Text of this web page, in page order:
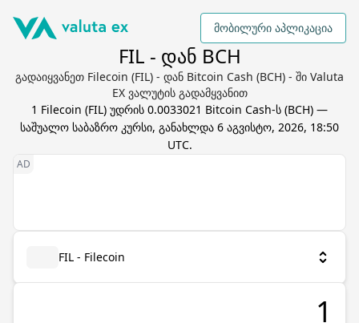
მობილური აპლიკაცია
FIL - დან BCH
გადაიყვანეთ Filecoin (FIL) - დან Bitcoin Cash (BCH) - ში Valuta
EX ვალუტის გადამყვანით
1 Filecoin (FIL) უდრის 0.0033021 Bitcoin Cash-ს (BCH) —
საშუალო საბაზრო კურსი, განახლდა 6 აგვისტო, 2026, 18:50
UTC.
FIL - Filecoin